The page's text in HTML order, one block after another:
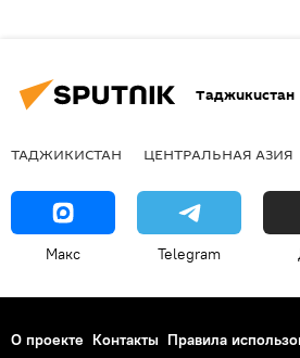
Таджикистан
ТАДЖИКИСТАН ЦЕНТРАЛЬНАЯ АЗИЯ
Макс Telegram
О проекте Контакты Правила